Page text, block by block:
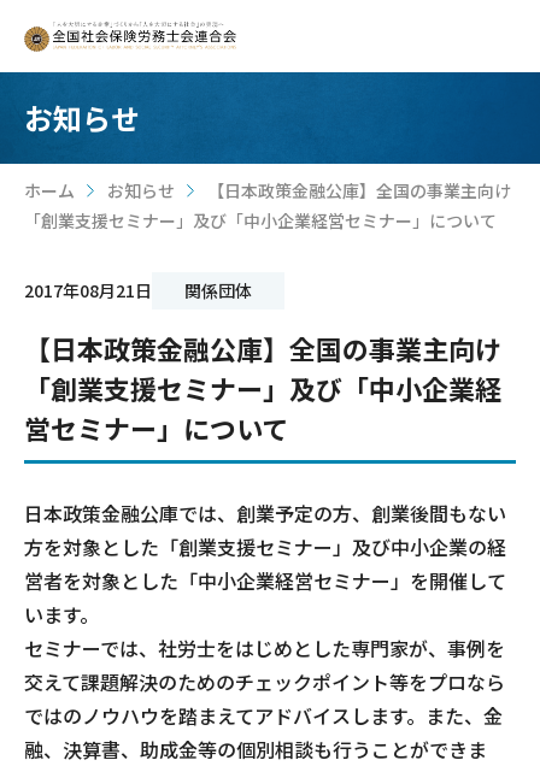
お知らせ
ホーム >
お知らせ
【日本政策金融公庫】全国の事業主向け
「創業支援セミナー」及び「中小企業経営セミナー」について
2017年08月21日 関係団体
【日本政策金融公庫】全国の事業主向け
「創業支援セミナー」及び「中小企業経
営セミナー」について
日本政策金融公庫では、創業予定の方、創業後間もない
方を対象とした「創業支援セミナー」及び中小企業の経
営者を対象とした「中小企業経営セミナー」を開催して
います。
セミナーでは、社労士をはじめとした専門家が、事例を
交えて課題解決のためのチェックポイント等をプロなら
ではのノウハウを踏まえてアドバイスします。また、金
融、決算書、助成金等の個別相談も行うことができま